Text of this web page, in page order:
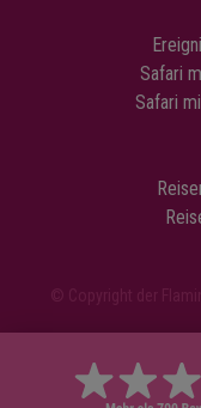
Safari
Safari